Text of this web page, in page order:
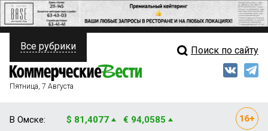
ПОЛИТИКА
ФИНАНСЫ
Свежий выпуск
Все рубрики Поиск по сайту
Пятница, 7 Августа
В Омске: $ 81,4077 € 94,0585